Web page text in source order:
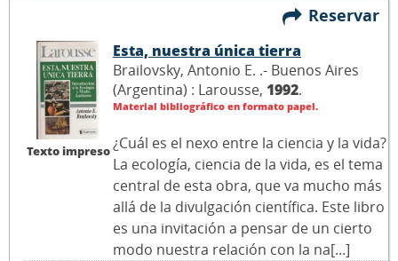
Reservar
Texto impreso
Esta, nuestra única tierra
Brailovsky, Antonio E. .- Buenos Aires
(Argentina) : Larousse, 1992.
Material bibliográfico en formato papel.
¿Cuál es el nexo entre la ciencia y la vida?
La ecología, ciencia de la vida, es el tema
central de esta obra, que va mucho más
allá de la divulgación científica. Este libro
es una invitación a pensar de un cierto
modo nuestra relación con la na[...]